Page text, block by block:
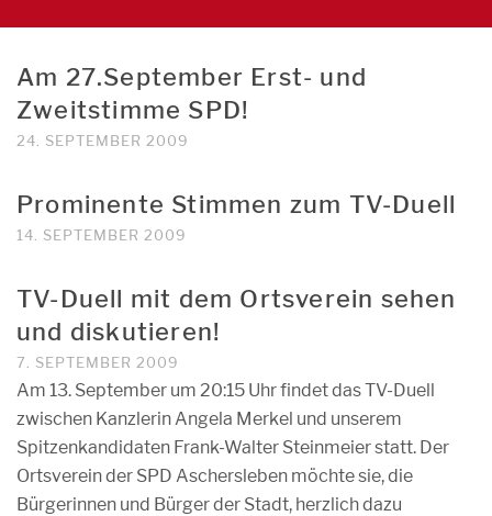
Am 27.September Erst- und
Zweitstimme SPD!
24. SEPTEMBER 2009
Prominente Stimmen zum TV-Duell
14. SEPTEMBER 2009
TV-Duell mit dem Ortsverein sehen
und diskutieren!
7. SEPTEMBER 2009
Am 13. September um 20:15 Uhr findet das TV-Duell
zwischen Kanzlerin Angela Merkel und unserem
Spitzenkandidaten Frank-Walter Steinmeier statt. Der
Ortsverein der SPD Aschersleben möchte sie, die
Bürgerinnen und Bürger der Stadt, herzlich dazu